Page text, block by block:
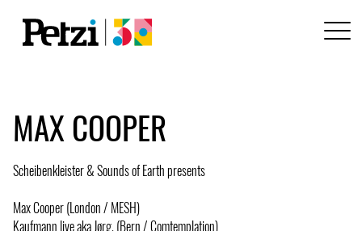
MAX COOPER
Scheibenkleister & Sounds of Earth presents
Max Cooper (London / MESH)
Kaufmann live aka Jørg, (Bern / Comtemplation)